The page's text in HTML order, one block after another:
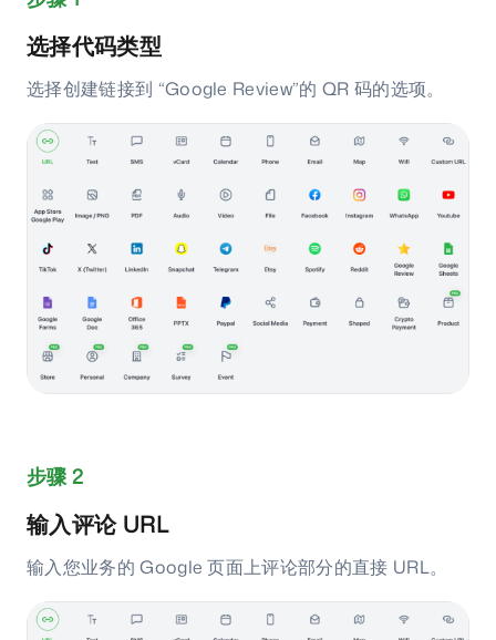
选择代码类型
选择创建链接到 “Google Review”的 QR 码的选项。
步骤 2
输入评论 URL
输入您业务的 Google 页面上评论部分的直接 URL。